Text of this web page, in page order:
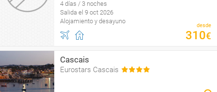
4 días / 3 noches
Salida el 9 oct 2026
Alojamiento y desayuno
desde
310€
Cascais
Eurostars Cascais